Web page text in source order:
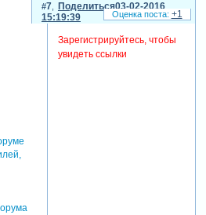
Поделиться
7
03-02-2016
15:19:39
Зарегистрируйтесь, чтобы
увидеть ссылки
+1